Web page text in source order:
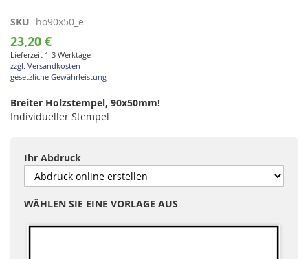
Zum
Anfang
der
Bildgalerie
springen
SKU ho90x50_e
23,20 €
Lieferzeit 1-3 Werktage
zzgl. Versandkosten
gesetzliche Gewährleistung
Breiter Holzstempel, 90x50mm!
Individueller Stempel
Ihr Abdruck
WÄHLEN SIE EINE VORLAGE AUS